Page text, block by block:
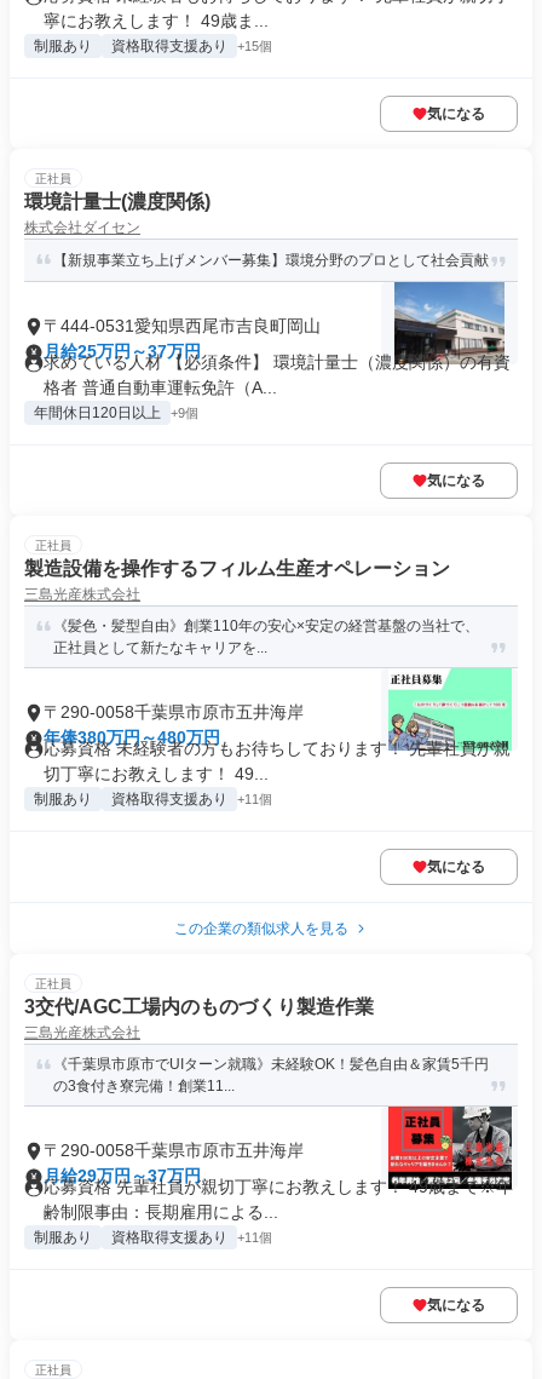
寧にお教えします！ 49歳ま...
制服あり 資格取得支援あり +15個
気になる
正社員
環境計量士(濃度関係)
株式会社ダイセン
【新規事業立ち上げメンバー募集】環境分野のプロとして社会貢献
〒444-0531愛知県西尾市吉良町岡山
月給25万円～37万円
求めている人材 【必須条件】 環境計量士（濃度関係）の有資
格者 普通自動車運転免許（A...
年間休日120日以上 +9個
気になる
正社員
製造設備を操作するフィルム生産オペレーション
三島光産株式会社
《髪色・髪型自由》創業110年の安心×安定の経営基盤の当社で、
正社員として新たなキャリアを...
〒290-0058千葉県市原市五井海岸
年俸380万円～480万円
応募資格 未経験者の方もお待ちしております！ 先輩社員が親
切丁寧にお教えします！ 49...
制服あり 資格取得支援あり +11個
気になる
この企業の類似求人を見る
正社員
3交代/AGC工場内のものづくり製造作業
三島光産株式会社
《千葉県市原市でUIターン就職》未経験OK！髪色自由＆家賃5千円
の3食付き寮完備！創業11...
〒290-0058千葉県市原市五井海岸
月給29万円～37万円
応募資格 先輩社員が親切丁寧にお教えします！ 49歳まで※年
齢制限事由：長期雇用による...
制服あり 資格取得支援あり +11個
気になる
正社員